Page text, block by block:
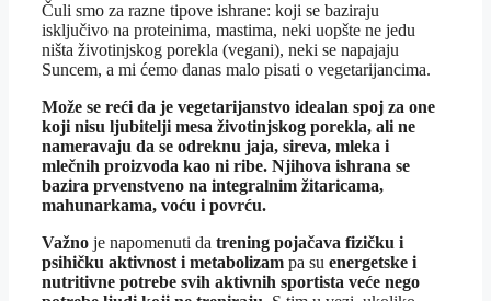
Čuli smo za razne tipove ishrane: koji se baziraju
isključivo na proteinima, mastima, neki uopšte ne jedu
ništa životinjskog porekla (vegani), neki se napajaju
Suncem, a mi ćemo danas malo pisati o vegetarijancima.
Može se reći da je vegetarijanstvo idealan spoj za one
koji nisu ljubitelji mesa životinjskog porekla, ali ne
nameravaju da se odreknu jaja, sireva, mleka i
mlečnih proizvoda kao ni ribe. Njihova ishrana se
bazira prvenstveno na integralnim žitaricama,
mahunarkama, voću i povrću.
Važno je napomenuti da trening pojačava fizičku i
psihičku aktivnost i metabolizam pa su energetske i
nutritivne potrebe svih aktivnih sportista veće nego